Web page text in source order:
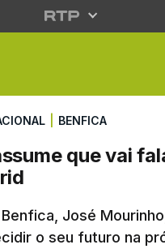
BENFICA
que vai
José
o seu futuro na